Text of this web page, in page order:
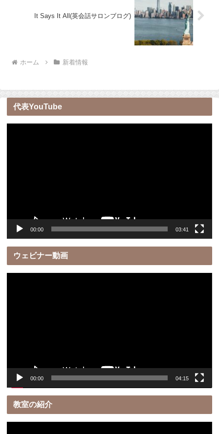
It Says It All(英会話サロンブログ)
ホーム 新着情報
代表YouTube
00:00 03:41
ウェビナー動画
00:00 04:15
教室の紹介